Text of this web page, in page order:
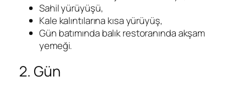
Sahil yürüyüşü,
Kale kalıntılarına kısa yürüyüş,
Gün batımında balık restoranında akşam
yemeği.
2. Gün